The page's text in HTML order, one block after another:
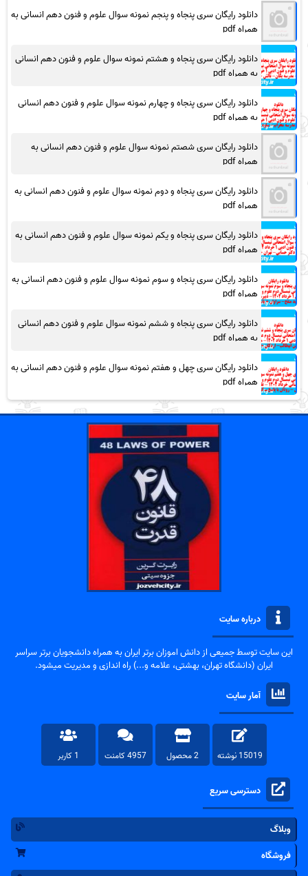
دانلود رایگان سری پنجاه و پنجم نمونه سوال علوم و فنون دهم انسانی به
همراه pdf
دانلود رایگان سری پنجاه و هشتم نمونه سوال علوم و فنون دهم انسانی
به همراه pdf
دانلود رایگان سری پنجاه و چهارم نمونه سوال علوم و فنون دهم انسانی
به همراه pdf
دانلود رایگان سری شصتم نمونه سوال علوم و فنون دهم انسانی به
همراه pdf
دانلود رایگان سری پنجاه و دوم نمونه سوال علوم و فنون دهم انسانی به
همراه pdf
دانلود رایگان سری پنجاه و یکم نمونه سوال علوم و فنون دهم انسانی به
همراه pdf
دانلود رایگان سری پنجاه و سوم نمونه سوال علوم و فنون دهم انسانی به
همراه pdf
دانلود رایگان سری پنجاه و ششم نمونه سوال علوم و فنون دهم انسانی
به همراه pdf
دانلود رایگان سری چهل و هفتم نمونه سوال علوم و فنون دهم انسانی به
همراه pdf
درباره سایت
این سایت توسط جمیعی از دانش اموزان برتر ایران به همراه دانشجویان برتر سراسر
ایران (دانشگاه تهران، بهشتی، علامه و...) راه اندازی و مدیریت میشود.
آمار سایت
15019 نوشته 2 محصول 4957 کامنت 1 کاربر
دسترسی سریع
وبلاگ
فروشگاه